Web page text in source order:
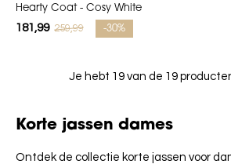
Hearty Coat - Cosy White
181,99 259,99 -30%
Je hebt 19 van de 19
Korte jassen dames
Ontdek de collectie korte jassen voor